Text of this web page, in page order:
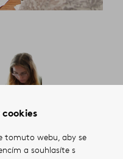
tomuto webu, aby se
a souhlasíte s